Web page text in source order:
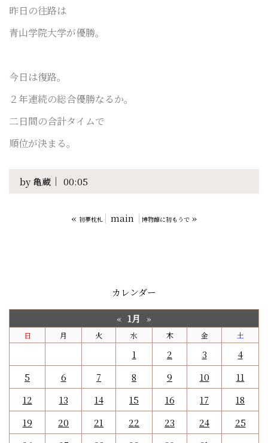
昨日の往路は
青山学院大学が優勝。
今日は復路。
２年連続の総合優勝なるか。
二日間の合計タイムで
順位が決まる。
by亀蔵 00:05
« 初夢枕札 main 博物館に初もうで »
カレンダー
« 1月 »
日 月 火 水 木 金 土
1 2 3
4
5
6 7 8 9 10
11
12
13 14 15 16 17
18
19
20 21 22 23 24
25